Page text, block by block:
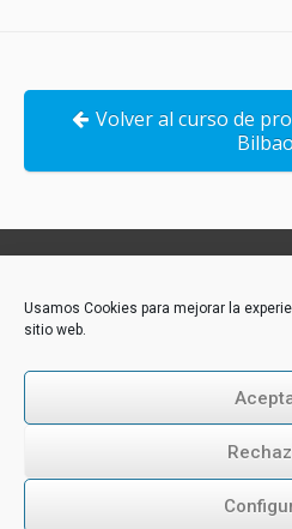
Usamos Cookies para mejorar la
sitio web.
Volver al curso de
Bilbao
Akademie-Media GmbH
CH-6300 Zug